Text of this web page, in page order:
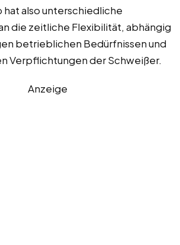
hat also unterschiedliche
die zeitliche Flexibilität, abhängig
betrieblichen Bedürfnissen und
Verpflichtungen der Schweißer.
Anzeige